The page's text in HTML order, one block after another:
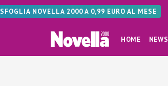
SFOGLIA NOVELLA 2000 A 0,99 EURO AL MESE
HOME NEWS